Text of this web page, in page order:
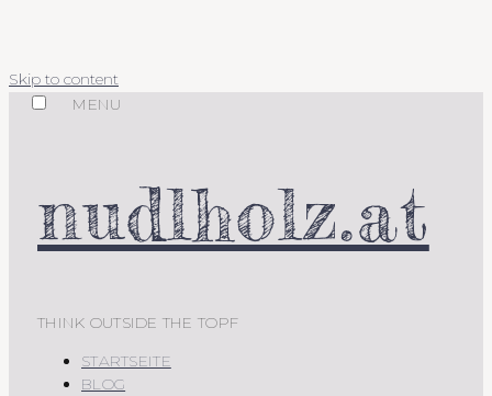
Skip to content
MENU
nudlholz.at
THINK OUTSIDE THE TOPF
STARTSEITE
BLOG